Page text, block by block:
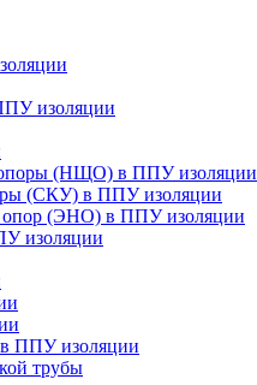
изоляции
(НЩО) в ППУ изоляции
(СКУ) в ППУ изоляции
(ЭНО) в ППУ изоляции
изоляции
ППУ изоляции
трубы